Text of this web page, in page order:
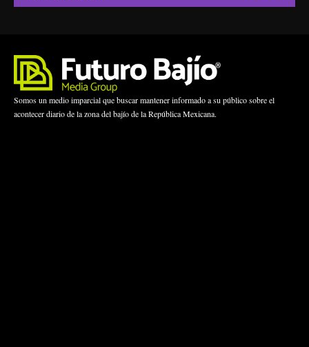
Somos un medio imparcial que buscar mantener informado a su público sobre el
acontecer diario de la zona del bajío de la República Mexicana.